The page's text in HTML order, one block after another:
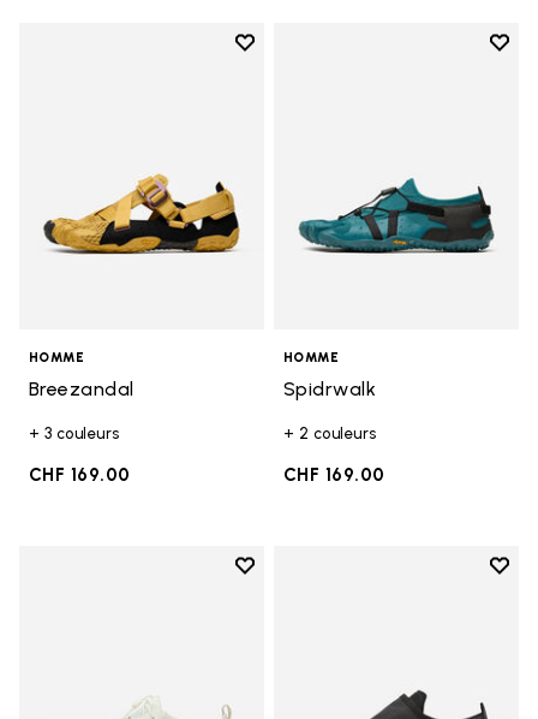
Add to wishlist
HOMME
Breezandal
+ 3 couleurs
CHF 169.00
Add
HOMME
Spidrwalk
+ 2 couleurs
CHF 169.00
Add to wishlist
Add